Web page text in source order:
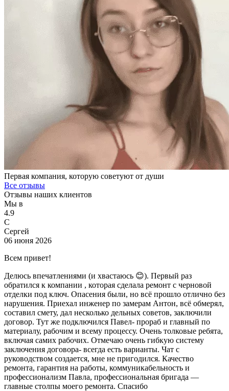
Первая компания, которую советуют от души
Все отзывы
Отзывы наших клиентов
Мы в
4.9
С
Сергей
06 июня 2026
Всем привет!
Делюсь впечатлениями (и хвастаюсь 😊). Первый раз
обратился к компании , которая сделала ремонт с черновой
отделки под ключ. Опасения были, но всё прошло отлично без
нарушения. Приехал инженер по замерам Антон, всё обмерял,
составил смету, дал несколько дельных советов, заключили
договор. Тут же подключился Павел- прораб и главный по
материалу, рабочим и всему процессу. Очень толковые ребята,
включая самих рабочих. Отмечаю очень гибкую систему
заключения договора- всегда есть варианты. Чат с
руководством создается, мне не пригодился. Качество
ремонта, гарантия на работы, коммуникабельность и
профессионализм Павла, профессиональная бригада —
главные столпы моего ремонта. Спасибо